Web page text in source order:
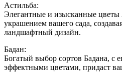
Астильба:
Элегантные и изысканные цветы
украшением вашего сада,
ландшафтный дизайн.
Бадан:
Богатый выбор сортов Бадана, с
эффектными цветами, придаст